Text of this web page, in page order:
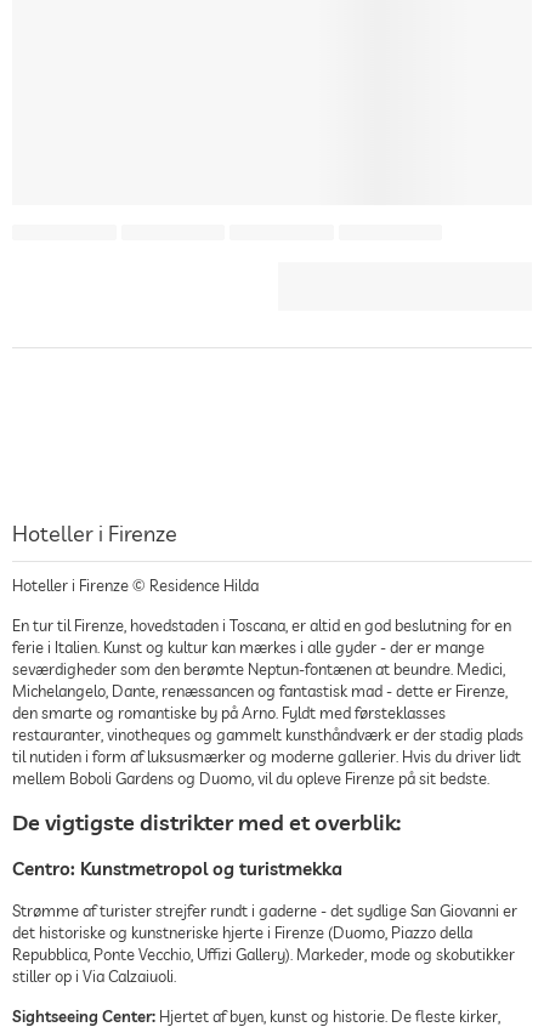
Hoteller i Firenze
Hoteller i Firenze © Residence Hilda
En tur til Firenze, hovedstaden i Toscana, er altid en god beslutning for en
ferie i Italien. Kunst og kultur kan mærkes i alle gyder - der er mange
seværdigheder som den berømte Neptun-fontænen at beundre. Medici,
Michelangelo, Dante, renæssancen og fantastisk mad - dette er Firenze,
den smarte og romantiske by på Arno. Fyldt med førsteklasses
restauranter, vinotheques og gammelt kunsthåndværk er der stadig plads
til nutiden i form af luksusmærker og moderne gallerier. Hvis du driver lidt
mellem Boboli Gardens og Duomo, vil du opleve Firenze på sit bedste.
De vigtigste distrikter med et overblik:
Centro: Kunstmetropol og turistmekka
Strømme af turister strejfer rundt i gaderne - det sydlige San Giovanni er
det historiske og kunstneriske hjerte i Firenze (Duomo, Piazzo della
Repubblica, Ponte Vecchio, Uffizi Gallery). Markeder, mode og skobutikker
stiller op i Via Calzaiuoli.
Sightseeing Center: Hjertet af byen, kunst og historie. De fleste kirker,